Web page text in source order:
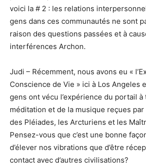
voici la # 2 : les relations
gens dans ces communautés ne sont
raison des questions passées et à
interférences Archon.
Judi – Récemment, nous avons eu «
Conscience de Vie » ici à Los Angeles
gens ont vécu l’expérience du portail à
méditation et de la musique reçues
des Pléiades, les Arcturiens et les
Pensez-vous que c’est une bonne
d’élever nos vibrations que d’être
contact avec d’autres civilisations?